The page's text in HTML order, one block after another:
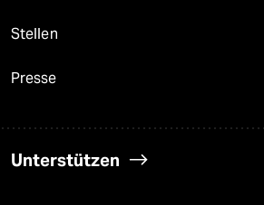
Stellen
Presse
Unterstützen